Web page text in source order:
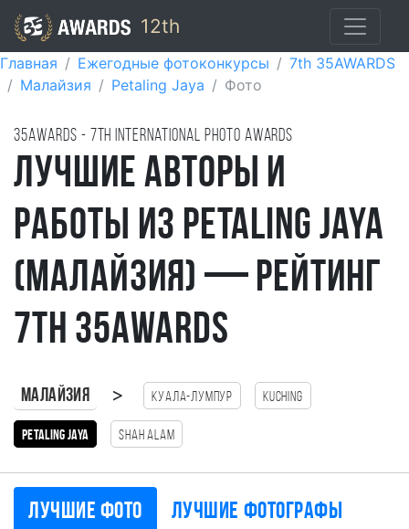
12th
Главная Ежегодные фотоконкурсы
7th 35AWARDS
Малайзия
Petaling Jaya Фото
35AWARDS - 7TH international photo awards
Лучшие авторы и
работы из Petaling Jaya
(Малайзия) — рейтинг
7th 35AWARDS
Малайзия > Куала-Лумпур Kuching
Petaling Jaya Shah Alam
Лучшие фото Лучшие фотографы